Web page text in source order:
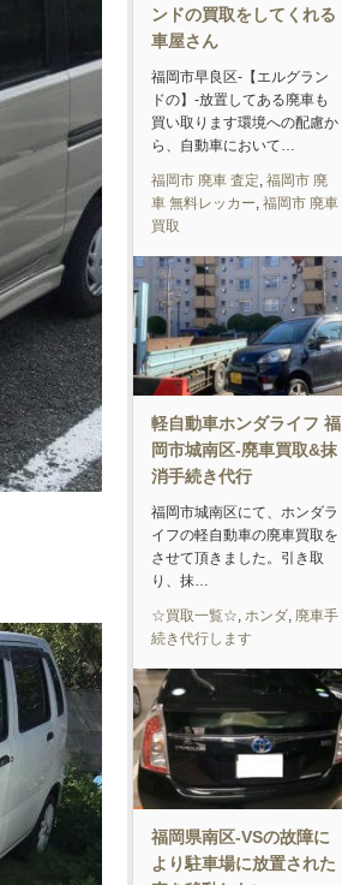
ンドの買取をしてくれる
車屋さん
福岡市早良区-【エルグラン
ドの】-放置してある廃車も
買い取ります環境への配慮か
ら、自動車において…
福岡市 廃車 査定, 福岡市 廃
車 無料レッカー, 福岡市 廃車
買取
軽自動車ホンダライフ 福
岡市城南区-廃車買取&抹
消手続き代行
福岡市城南区にて、ホンダラ
イフの軽自動車の廃車買取を
させて頂きました。引き取
り、抹…
☆買取一覧☆, ホンダ, 廃車手
続き代行します
福岡県南区-VSの故障に
より駐車場に放置された